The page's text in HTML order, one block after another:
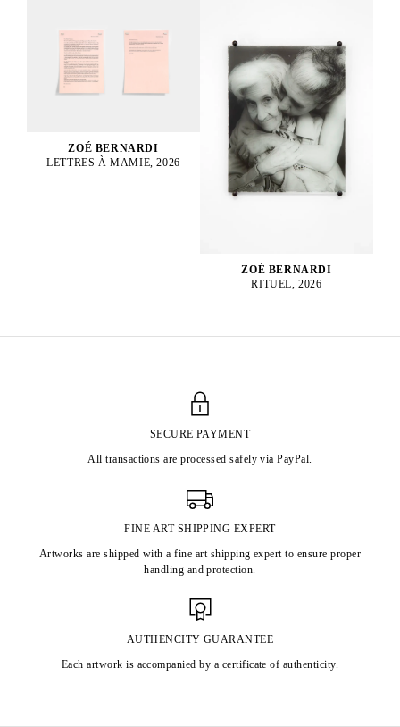
ZOÉ BERNARDI
LETTRES À MAMIE, 2026
ZOÉ BERNARDI
RITUEL, 2026
SECURE PAYMENT
All transactions are processed safely via PayPal.
FINE ART SHIPPING EXPERT
Artworks are shipped with a fine art shipping expert to ensure proper
handling and protection.
AUTHENCITY GUARANTEE
Each artwork is accompanied by a certificate of authenticity.